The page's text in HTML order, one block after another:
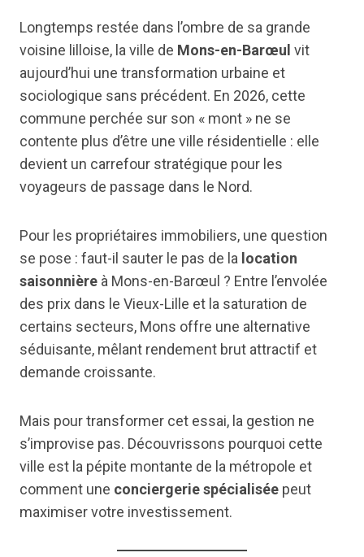
Longtemps restée dans l’ombre de sa grande
voisine lilloise, la ville de Mons-en-Barœul vit
aujourd’hui une transformation urbaine et
sociologique sans précédent. En 2026, cette
commune perchée sur son « mont » ne se
contente plus d’être une ville résidentielle : elle
devient un carrefour stratégique pour les
voyageurs de passage dans le Nord.
Pour les propriétaires immobiliers, une question
se pose : faut-il sauter le pas de la location
saisonnière à Mons-en-Barœul ? Entre l’envolée
des prix dans le Vieux-Lille et la saturation de
certains secteurs, Mons offre une alternative
séduisante, mêlant rendement brut attractif et
demande croissante.
Mais pour transformer cet essai, la gestion ne
s’improvise pas. Découvrissons pourquoi cette
ville est la pépite montante de la métropole et
comment une conciergerie spécialisée peut
maximiser votre investissement.